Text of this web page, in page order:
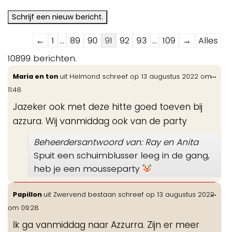
Navigatie
door
de
gastenboek-
← 1 ... 89 90 91 92 93 ... 109 →
Alles
10899 berichten.
Maria en ton uit Helmond schreef op 13 augustus 2022 om
11:48
Jazeker ook met deze hitte goed toeven bij
azzura. Wij vanmiddag ook van de party
Beheerdersantwoord van: Ray en Anita
Spuit een schuimblusser leeg in de gang,
heb je een mousseparty
...
Papillon uit Zwervend bestaan schreef op 13 augustus 2022
om 09:28
Ik ga vanmiddag naar Azzurra. Zijn er meer
...